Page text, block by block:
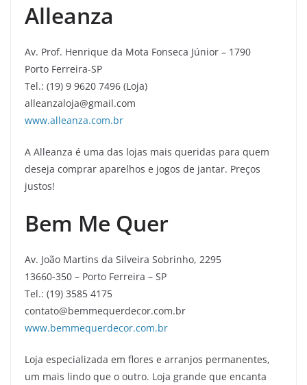
Alleanza
Av. Prof. Henrique da Mota Fonseca Júnior – 1790
Porto Ferreira-SP
Tel.: (19) 9 9620 7496 (Loja)
alleanzaloja@gmail.com
www.alleanza.com.br
A Alleanza é uma das lojas mais queridas para quem
deseja comprar aparelhos e jogos de jantar. Preços
justos!
Bem Me Quer
Av. João Martins da Silveira Sobrinho, 2295
13660-350 – Porto Ferreira – SP
Tel.: (19) 3585 4175
contato@bemmequerdecor.com.br
www.bemmequerdecor.com.br
Loja especializada em flores e arranjos permanentes,
um mais lindo que o outro. Loja grande que encanta